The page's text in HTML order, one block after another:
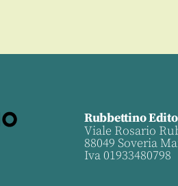
Rubbettino
Viale Rosario
88049 Soveria
Iva 01933480798